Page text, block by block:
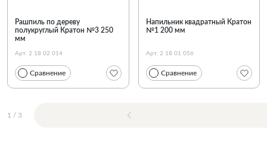
Рашпиль по дереву
полукруглый Кратон №3 250
мм
Арт. 2 18 02 014
Сравнение
Напильник квадратный Кратон
№1 200 мм
Арт. 2 18 01 056
Сравнение
1 / 3